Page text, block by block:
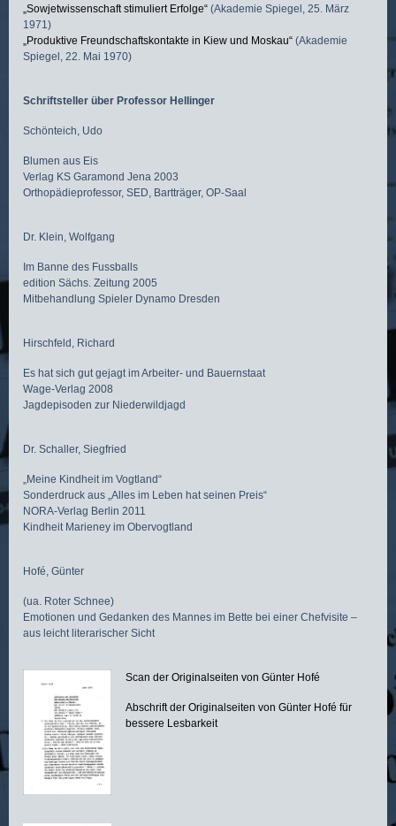
„Sowjetwissenschaft stimuliert Erfolge“ (Akademie Spiegel, 25. März
1971)
„Produktive Freundschaftskontakte in Kiew und Moskau“ (Akademie
Spiegel, 22. Mai 1970)
Schriftsteller über Professor Hellinger
Schönteich, Udo
Blumen aus Eis
Verlag KS Garamond Jena 2003
Orthopädieprofessor, SED, Bartträger, OP-Saal
Dr. Klein, Wolfgang
Im Banne des Fussballs
edition Sächs. Zeitung 2005
Mitbehandlung Spieler Dynamo Dresden
Hirschfeld, Richard
Es hat sich gut gejagt im Arbeiter- und Bauernstaat
Wage-Verlag 2008
Jagdepisoden zur Niederwildjagd
Dr. Schaller, Siegfried
„Meine Kindheit im Vogtland“
Sonderdruck aus „Alles im Leben hat seinen Preis“
NORA-Verlag Berlin 2011
Kindheit Marieney im Obervogtland
Hofé, Günter
(ua. Roter Schnee)
Emotionen und Gedanken des Mannes im Bette bei einer Chefvisite –
aus leicht literarischer Sicht
Scan der Originalseiten von Günter Hofé
Abschrift der Originalseiten von Günter Hofé für
bessere Lesbarkeit